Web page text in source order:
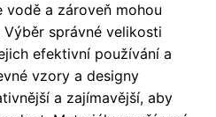
vodě a zároveň mohou
správné velikosti
efektivní používání a
vzory a designy
a zajímavější, aby